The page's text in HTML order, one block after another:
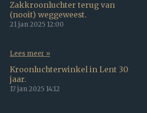
Zakkroonluchter terug van
(nooit) weggeweest.
21 jan 2025 12:00
Lees meer »
Kroonluchterwinkel in Lent 30
jaar.
17 jan 2025 14:12